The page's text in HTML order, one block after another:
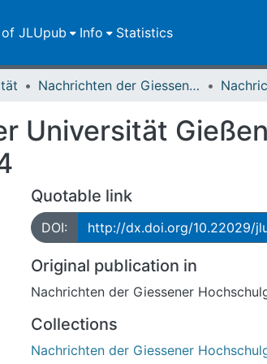
JLUpub Info Statistics
Nachrichten der Giessener Hochschulgesellschaft
Universität
Quotable link
DOI: http://dx.doi.org/10.22029/
Original publication in
Nachrichten der Giessener
Collections
Nachrichten der Giessener